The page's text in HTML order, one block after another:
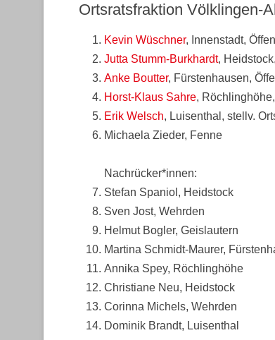
Ortsratsfraktion Völklingen-
Kevin Wüschner, Innenstadt,
Jutta Stumm-Burkhardt,
Anke Boutter, Fürstenhausen,
Horst-Klaus Sahre,
Erik Welsch, Luisenthal, stellv.
Michaela Zieder, Fenne
Nachrücker*innen:
Stefan Spaniol, Heidstock
Sven Jost, Wehrden
Helmut Bogler, Geislautern
Martina Schmidt-Maurer,
Annika Spey, Röchlinghöhe
Christiane Neu, Heidstock
Corinna Michels, Wehrden
Dominik Brandt, Luisenthal